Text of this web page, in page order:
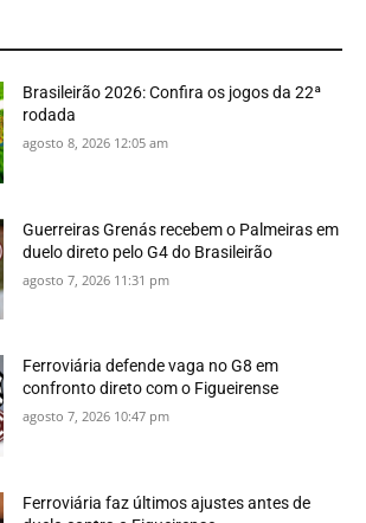
Brasileirão 2026: Confira os jogos da 22ª
rodada
agosto 8, 2026 12:05 am
Guerreiras Grenás recebem o Palmeiras em
duelo direto pelo G4 do Brasileirão
agosto 7, 2026 11:31 pm
Ferroviária defende vaga no G8 em
confronto direto com o Figueirense
agosto 7, 2026 10:47 pm
Ferroviária faz últimos ajustes antes de